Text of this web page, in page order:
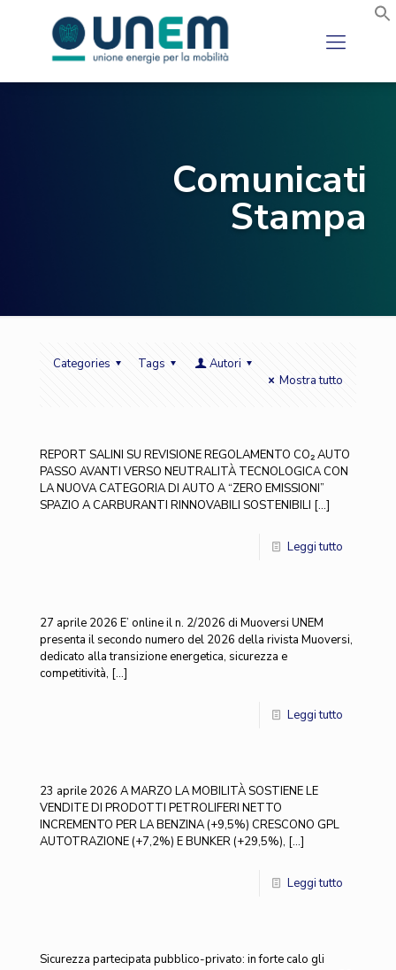
Comunicati
Stampa
Categories Tags
Autori
Mostra tutto
REPORT SALINI SU REVISIONE REGOLAMENTO CO₂ AUTO
PASSO AVANTI VERSO NEUTRALITÀ TECNOLOGICA CON
LA NUOVA CATEGORIA DI AUTO A “ZERO EMISSIONI”
SPAZIO A CARBURANTI RINNOVABILI SOSTENIBILI […]
Leggi tutto
27 aprile 2026 E’ online il n. 2/2026 di Muoversi UNEM
presenta il secondo numero del 2026 della rivista Muoversi,
dedicato alla transizione energetica, sicurezza e
competitività, […]
Leggi tutto
23 aprile 2026 A MARZO LA MOBILITÀ SOSTIENE LE
VENDITE DI PRODOTTI PETROLIFERI NETTO
INCREMENTO PER LA BENZINA (+9,5%) CRESCONO GPL
AUTOTRAZIONE (+7,2%) E BUNKER (+29,5%), […]
Leggi tutto
Sicurezza partecipata pubblico-privato: in forte calo gli